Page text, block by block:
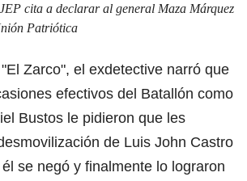
JEP cita a declarar al general Maza Márquez
Patriótica
Zarco", el exdetective narró que
efectivos del Batallón como
Bustos le pidieron que les
de Luis John Castro
se negó y finalmente lo lograron